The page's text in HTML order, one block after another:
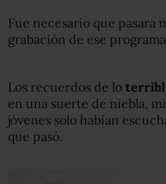
Fue necesario que pasara
grabación de ese
Los recuerdos de lo
en una suerte de niebla,
jóvenes solo habían
que pasó.